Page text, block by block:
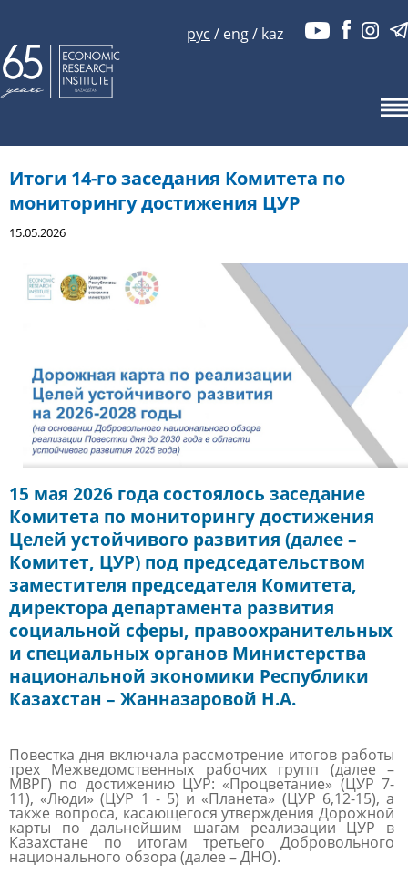
рус / eng/ kaz
Итоги 14-го заседания Комитета по
мониторингу достижения ЦУР
15.05.2026
15 мая 2026 года состоялось заседание
Комитета по мониторингу достижения
Целей устойчивого развития (далее –
Комитет, ЦУР) под председательством
заместителя председателя Комитета,
директора департамента развития
социальной сферы, правоохранительных
и специальных органов Министерства
национальной экономики Республики
Казахстан – Жанназаровой Н.А.
Повестка дня включала рассмотрение итогов работы
трех Межведомственных рабочих групп (далее –
МВРГ) по достижению ЦУР: «Процветание» (ЦУР7-
11), «Люди» (ЦУР 1 - 5) и «Планета» (ЦУР 6,12-15), а
также вопроса, касающегося утверждения Дорожной
карты по дальнейшим шагам реализации ЦУР в
Казахстане по итогам третьего Добровольного
национального обзора (далее – ДНО).